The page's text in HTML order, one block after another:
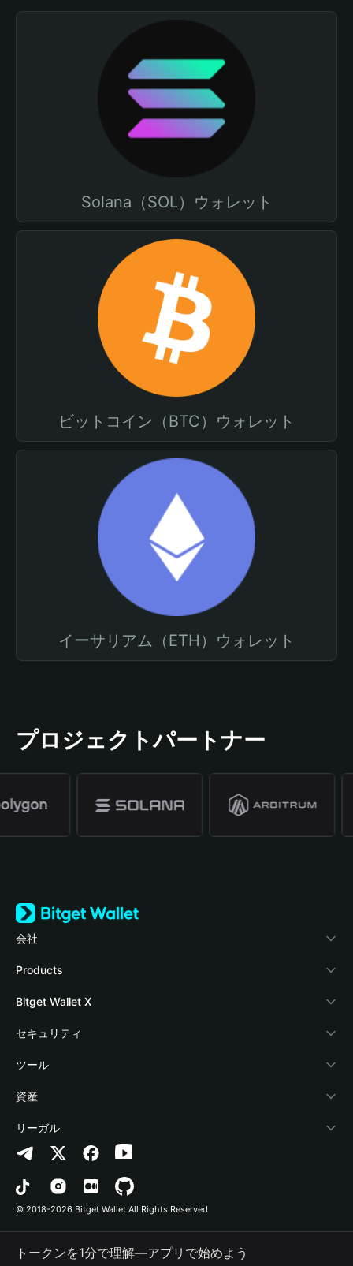
Solana（SOL）ウォレット
ビットコイン（BTC）ウォレット
イーサリアム（ETH）ウォレット
プロジェクトパートナー
会社
Bitget Walletについて
ブログ
アカデミー
暗号資産ニュース
Help Center
お問い合わせ
ブランドリソース
キャリア
Products
Crypto Card
Stablecoin Earn
Payfi Crypto
Crypto Swap API
Altcoin Season Index
Prediction Markets
DApp
RWA
Bitget Wallet X
デベロッパー
ウォレットを接続
Bitget Wallet Pay
プロジェクトを掲載
セキュリティ
保護基金
セキュリティ技術
ツール
暗号資産を購入
認証検出
コントラクト検出
一括送金
資産
Arbitrum
Avalanche
Bitcoin
Polygon
リーガル
プライバシーポリシー
利用規約
© 2018-2026 Bitget Wallet All Rights Reserved
トークンを1分で理解―アプリで始めよう